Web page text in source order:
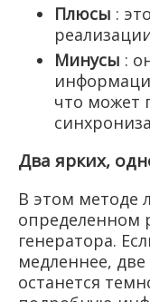
Плюсы :
Минусы :
что может
Два ярких,
В этом методе
определенном
генератора.
медленнее,
останется